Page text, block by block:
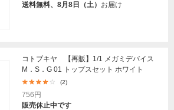
送料無料、8月8日（土） お届け
コトブキヤ 【再販】1/1 メガミデバイス
M．S．G 01 トップスセット ホワイト
(2)
756円
販売休止中です